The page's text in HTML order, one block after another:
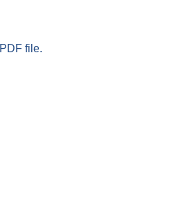
file.